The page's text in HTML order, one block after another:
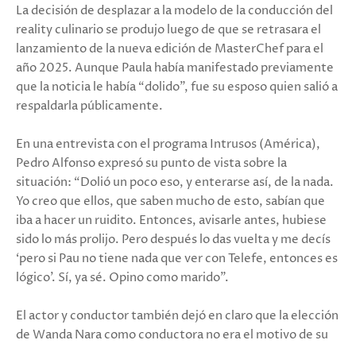
La decisión de desplazar a la modelo de la conducción del
reality culinario se produjo luego de que se retrasara el
lanzamiento de la nueva edición de MasterChef para el
año 2025. Aunque Paula había manifestado previamente
que la noticia le había “dolido”, fue su esposo quien salió a
respaldarla públicamente.
En una entrevista con el programa Intrusos (América),
Pedro Alfonso expresó su punto de vista sobre la
situación: “Dolió un poco eso, y enterarse así, de la nada.
Yo creo que ellos, que saben mucho de esto, sabían que
iba a hacer un ruidito. Entonces, avisarle antes, hubiese
sido lo más prolijo. Pero después lo das vuelta y me decís
‘pero si Pau no tiene nada que ver con Telefe, entonces es
lógico’. Sí, ya sé. Opino como marido”.
El actor y conductor también dejó en claro que la elección
de Wanda Nara como conductora no era el motivo de su